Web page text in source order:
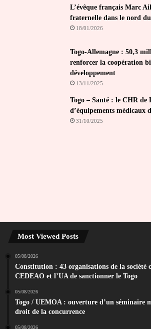
L’évêque français Marc
fraternelle dans le nord
18/01/2026
Togo-Allemagne : 50,3
renforcer la coopération
développement
13/11/2025
Togo – Santé : le CHR de
d’équipements médicaux
31/10/2025
Most Viewed Posts
05/08/2026
Constitution : 43 organisations de la société
CEDEAO et l’UA de sanctionner le Togo
05/08/2026
Togo / UEMOA : ouverture d’un séminaire
droit de la concurrence
05/08/2026